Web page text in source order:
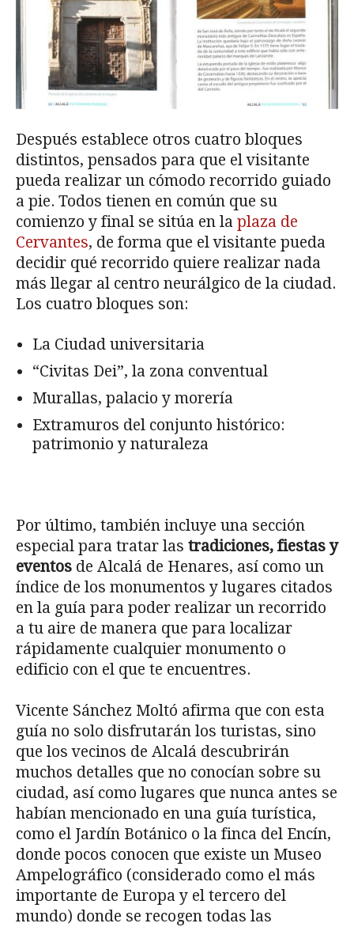
Después establece otros cuatro bloques
distintos, pensados para que el visitante
pueda realizar un cómodo recorrido guiado
a pie. Todos tienen en común que su
comienzo y final se sitúa en la plaza de
Cervantes, de forma que el visitante pueda
decidir qué recorrido quiere realizar nada
más llegar al centro neurálgico de la ciudad.
Los cuatro bloques son:
La Ciudad universitaria
“Civitas Dei”, la zona conventual
Murallas, palacio y morería
Extramuros del conjunto histórico:
patrimonio y naturaleza
Por último, también incluye una sección
especial para tratar las tradiciones, fiestas y
eventos de Alcalá de Henares, así como un
índice de los monumentos y lugares citados
en la guía para poder realizar un recorrido
a tu aire de manera que para localizar
rápidamente cualquier monumento o
edificio con el que te encuentres.
Vicente Sánchez Moltó afirma que con esta
guía no solo disfrutarán los turistas, sino
que los vecinos de Alcalá descubrirán
muchos detalles que no conocían sobre su
ciudad, así como lugares que nunca antes se
habían mencionado en una guía turística,
como el Jardín Botánico o la finca del Encín,
donde pocos conocen que existe un Museo
Ampelográfico (considerado como el más
importante de Europa y el tercero del
mundo) donde se recogen todas las